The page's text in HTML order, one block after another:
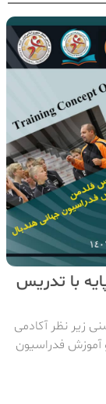
با تدریس
زیر نظر آکادمی
آموزش فدراسیون